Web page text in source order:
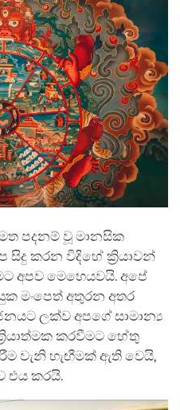
පදනම් වූ මානසික
සිදු කරන විදිහේ ක්‍රියාවන්
අපව මෙහෙයවයි. අපේ
මංපෙත් අතුරන අතර
ලක්ව අපගේ සාමාන්‍ය
කරවීමට හේතු
වැනි හැඟීමක් ඇති වෙයි,
එය කරයි.